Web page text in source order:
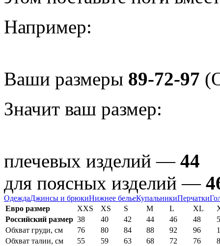
Например:
Ваши размеры 89-72-97
Значит ваш размер:
плечевых изделий — 44
для поясных изделий —
ОдеждаДжинсы и брюкиНижнее бельеКупальникиПерчатки
Евро размер
XXS XS S M L XL
Российский размер 38 40 42 44 46 48
Обхват груди, см
76 80 84 88 92 96
Обхват талии, см
55 59 63 68 72 76